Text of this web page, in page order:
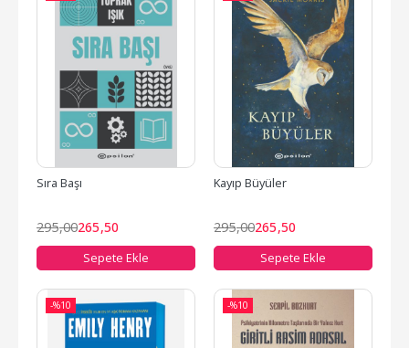
Sıra Başı
295,00265,50
Sepete Ekle
Kayıp Büyüler
295,00265,50
Sepete Ekle
-%10 -%10